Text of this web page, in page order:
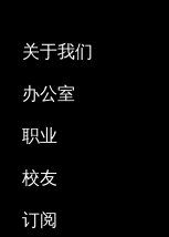
关于我们
办公室
职业
校友
订阅